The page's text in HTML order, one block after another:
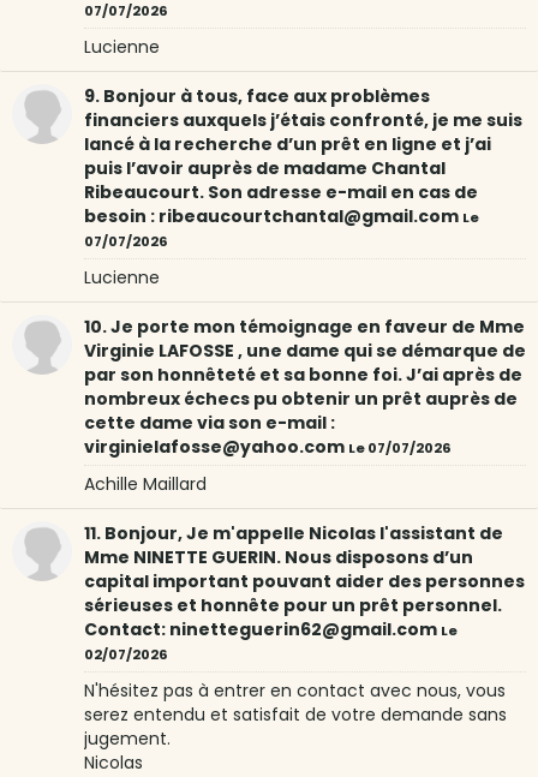
07/07/2026
Lucienne
9. Bonjour à tous, face aux problèmes
financiers auxquels j’étais confronté, je me suis
lancé à la recherche d’un prêt en ligne et j’ai
puis l’avoir auprès de madame Chantal
Ribeaucourt. Son adresse e-mail en cas de
besoin : ribeaucourtchantal@gmail.com Le
07/07/2026
Lucienne
10. Je porte mon témoignage en faveur de Mme
Virginie LAFOSSE , une dame qui se démarque de
par son honnêteté et sa bonne foi. J’ai après de
nombreux échecs pu obtenir un prêt auprès de
cette dame via son e-mail :
virginielafosse@yahoo.com Le 07/07/2026
Achille Maillard
11. Bonjour, Je m'appelle Nicolas l'assistant de
Mme NINETTE GUERIN. Nous disposons d’un
capital important pouvant aider des personnes
sérieuses et honnête pour un prêt personnel.
Contact: ninetteguerin62@gmail.com Le
02/07/2026
N'hésitez pas à entrer en contact avec nous, vous
serez entendu et satisfait de votre demande sans
jugement.
Nicolas